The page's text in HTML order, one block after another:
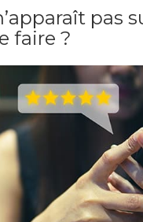
pas
faire ?